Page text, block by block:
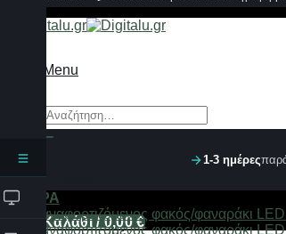
Menu
Αναζήτηση
για:
Σύνδεση
Καλάθι / 0,00€
1-3 ημέρες
ΦΙΛΤΡΑ